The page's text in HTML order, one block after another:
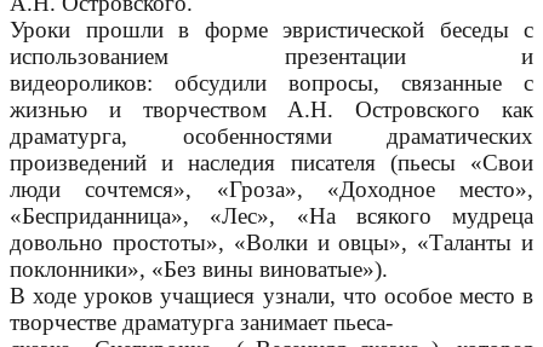
Уроки прошли в форме эвристической беседы с
использованием презентации и
видеороликов: обсудили вопросы, связанные с
жизнью и творчеством А.Н. Островского как
драматурга, особенностями драматических
произведений и наследия писателя (пьесы «Свои
люди сочтемся», «Гроза», «Доходное место»,
«Бесприданница», «Лес», «На всякого мудреца
довольно простоты», «Волки и овцы», «Таланты и
поклонники», «Без вины виноватые»).
В ходе уроков учащиеся узнали, что особое место в
творчестве драматурга занимает пьеса-